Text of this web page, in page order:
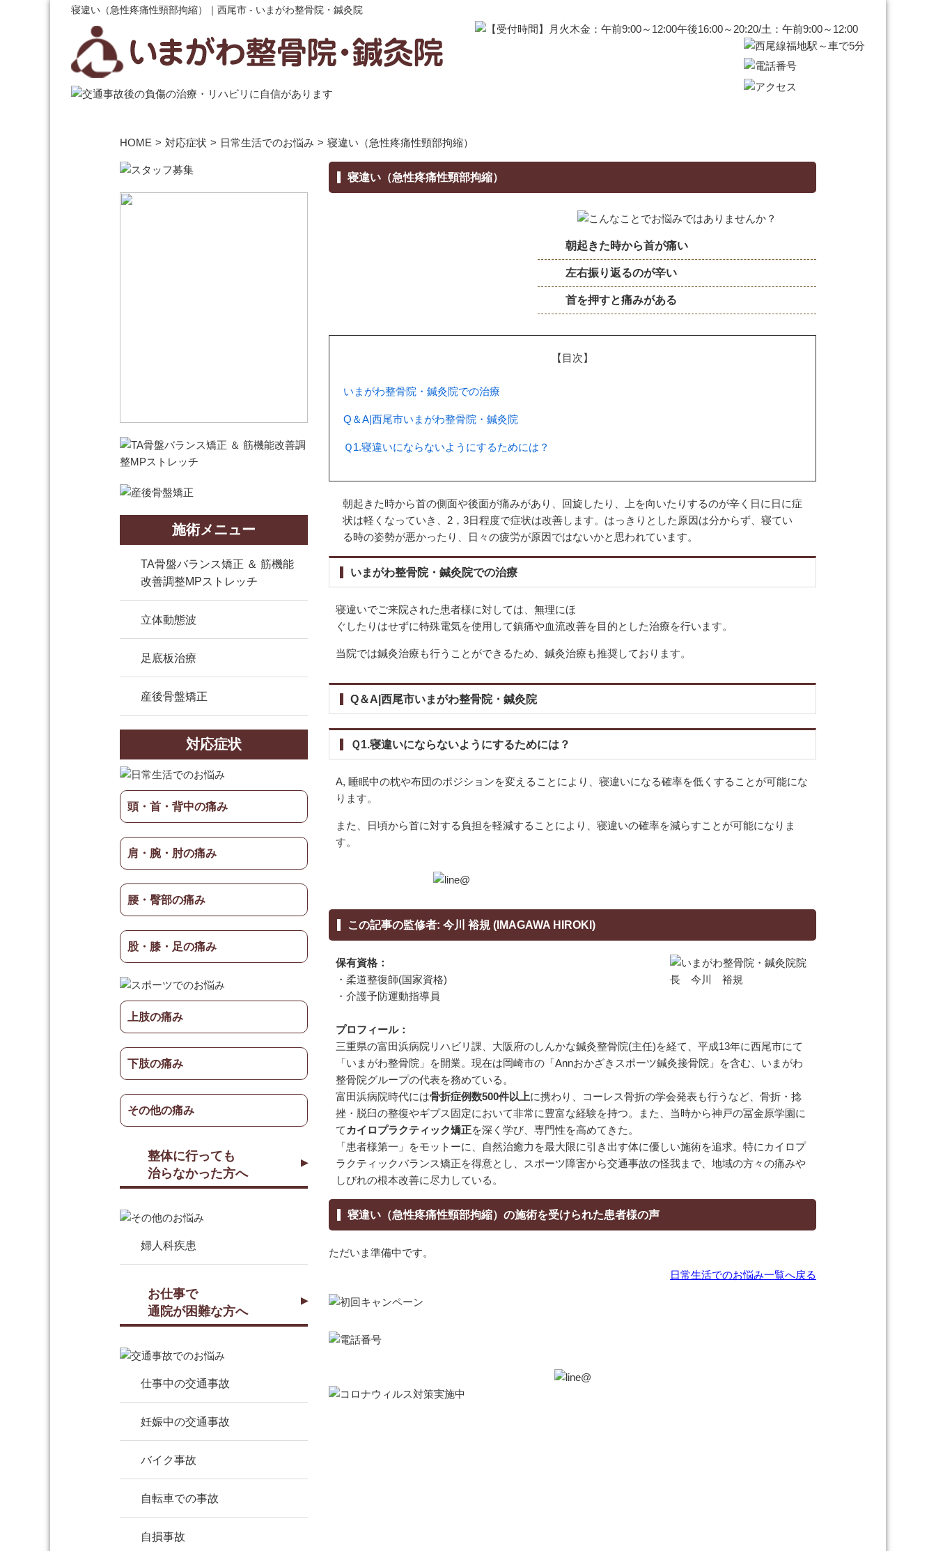
寝違い（急性疼痛性頸部拘縮）｜西尾市 - いまがわ整骨院・鍼灸院
HOME > 対応症状 > 日常生活でのお悩み > 寝違い（急性疼痛性頸部拘縮）
寝違い（急性疼痛性頸部拘縮）
朝起きた時から首が痛い
左右振り返るのが辛い
首を押すと痛みがある
【目次】
いまがわ整骨院・鍼灸院での治療
Q＆A|西尾市いまがわ整骨院・鍼灸院
Ｑ1.寝違いにならないようにするためには？
朝起きた時から首の側面や後面が痛みがあり、回旋したり、上を向いたりするのが辛く日に日に症
状は軽くなっていき、2，3日程度で症状は改善します。はっきりとした原因は分からず、寝てい
る時の姿勢が悪かったり、日々の疲労が原因ではないかと思われています。
いまがわ整骨院・鍼灸院での治療
寝違いでご来院された患者様に対しては、無理にほ
ぐしたりはせずに特殊電気を使用して鎮痛や血流改善を目的とした治療を行います。
当院では鍼灸治療も行うことができるため、鍼灸治療も推奨しております。
Q＆A|西尾市いまがわ整骨院・鍼灸院
Ｑ1.寝違いにならないようにするためには？
A, 睡眠中の枕や布団のポジションを変えることにより、寝違いになる確率を低くすることが可能にな
ります。
また、日頃から首に対する負担を軽減することにより、寝違いの確率を減らすことが可能になりま
す。
この記事の監修者: 今川 裕規 (IMAGAWA HIROKI)
保有資格：
・柔道整復師(国家資格)
・介護予防運動指導員
プロフィール：
三重県の富田浜病院リハビリ課、大阪府のしんかな鍼灸整骨院(主任)を経て、平成13年に西尾市にて
「いまがわ整骨院」を開業。現在は岡崎市の「Annおかざきスポーツ鍼灸接骨院」を含む、いまがわ
整骨院グループの代表を務めている。
富田浜病院時代には骨折症例数500件以上に携わり、コーレス骨折の学会発表も行うなど、骨折・捻
挫・脱臼の整復やギプス固定において非常に豊富な経験を持つ。また、当時から神戸の冨金原学園に
て カイロプラクティック矯正を深く学び、専門性を高めてきた。
「患者様第一」をモットーに、自然治癒力を最大限に引き出す体に優しい施術を追求。特にカイロプ
ラクティックバランス矯正を得意とし、スポーツ障害から交通事故の怪我まで、地域の方々の痛みや
しびれの根本改善に尽力している。
寝違い（急性疼痛性頸部拘縮）の施術を受けられた患者様の声
ただいま準備中です。
日常生活でのお悩み一覧へ戻る
施術メニュー
TA骨盤バランス矯正 ＆ 筋機能
改善調整MPストレッチ
立体動態波
足底板治療
産後骨盤矯正
対応症状
頭・首・背中の痛み
肩・腕・肘の痛み
腰・臀部の痛み
股・膝・足の痛み
上肢の痛み
下肢の痛み
その他の痛み
整体に行っても
治らなかった方へ
婦人科疾患
お仕事で
通院が困難な方へ
仕事中の交通事故
妊娠中の交通事故
バイク事故
自転車での事故
自損事故